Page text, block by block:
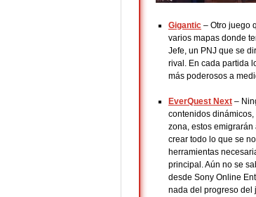
Gigantic – Otro juego
varios mapas donde
Jefe, un PNJ que se
rival. En cada partida
más poderosos a
EverQuest Next –
contenidos
zona, estos
crear todo lo que se
herramientas
principal. Aún no se
desde Sony Online
nada del progreso del